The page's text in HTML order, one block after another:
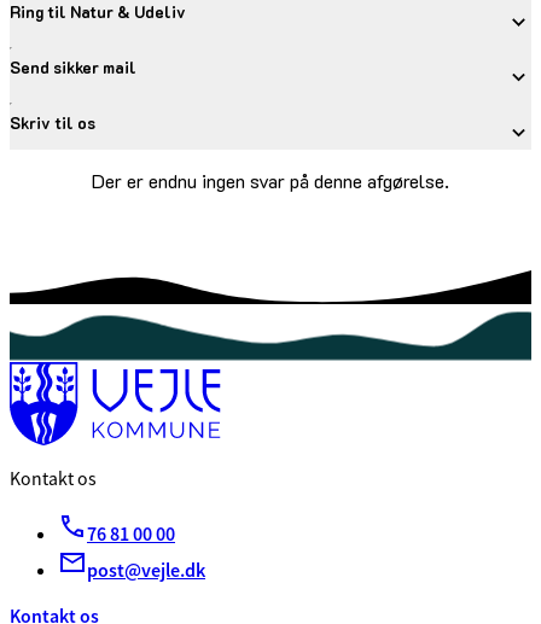
Ring til Natur & Udeliv
Send sikker mail
Skriv til os
Der er endnu ingen svar på denne afgørelse.
Kontakt os
76 81 00 00
post@vejle.dk
Kontakt os